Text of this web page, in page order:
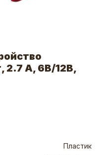
2.7 A, 6В/12В,
Пластик